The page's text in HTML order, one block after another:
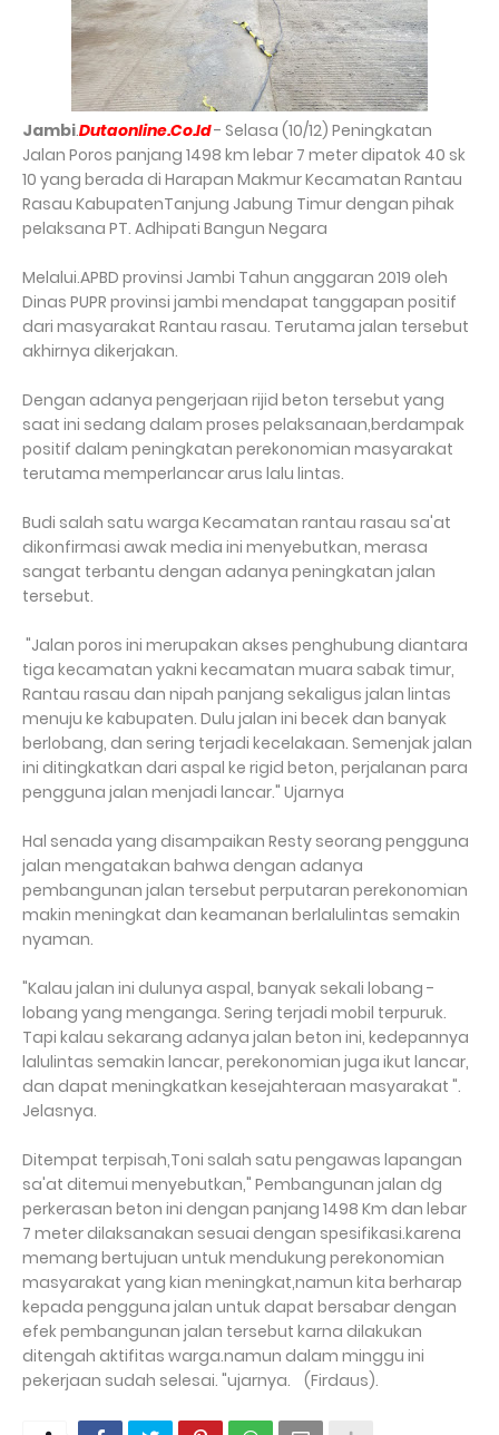
Jambi.Dutaonline.Co.Id- Selasa (10/12) Peningkatan
Jalan Poros panjang 1498 km lebar 7 meter dipatok 40 sk
10 yang berada di Harapan Makmur Kecamatan Rantau
Rasau KabupatenTanjung Jabung Timur dengan pihak
pelaksana PT. Adhipati Bangun Negara
Melalui.APBD provinsi Jambi Tahun anggaran 2019 oleh
Dinas PUPR provinsi jambi mendapat tanggapan positif
dari masyarakat Rantau rasau. Terutama jalan tersebut
akhirnya dikerjakan.
Dengan adanya pengerjaan rijid beton tersebut yang
saat ini sedang dalam proses pelaksanaan,berdampak
positif dalam peningkatan perekonomian masyarakat
terutama memperlancar arus lalu lintas.
Budi salah satu warga Kecamatan rantau rasau sa'at
dikonfirmasi awak media ini menyebutkan, merasa
sangat terbantu dengan adanya peningkatan jalan
tersebut.
"Jalan poros ini merupakan akses penghubung diantara
tiga kecamatan yakni kecamatan muara sabak timur,
Rantau rasau dan nipah panjang sekaligus jalan lintas
menuju ke kabupaten. Dulu jalan ini becek dan banyak
berlobang, dan sering terjadi kecelakaan. Semenjak jalan
ini ditingkatkan dari aspal ke rigid beton, perjalanan para
pengguna jalan menjadi lancar." Ujarnya
Hal senada yang disampaikan Resty seorang pengguna
jalan mengatakan bahwa dengan adanya
pembangunan jalan tersebut perputaran perekonomian
makin meningkat dan keamanan berlalulintas semakin
nyaman.
"Kalau jalan ini dulunya aspal, banyak sekali lobang -
lobang yang menganga. Sering terjadi mobil terpuruk.
Tapi kalau sekarang adanya jalan beton ini, kedepannya
lalulintas semakin lancar, perekonomian juga ikut lancar,
dan dapat meningkatkan kesejahteraan masyarakat ".
Jelasnya.
Ditempat terpisah,Toni salah satu pengawas lapangan
sa'at ditemui menyebutkan," Pembangunan jalan dg
perkerasan beton ini dengan panjang 1498 Km dan lebar
7 meter dilaksanakan sesuai dengan spesifikasi.karena
memang bertujuan untuk mendukung perekonomian
masyarakat yang kian meningkat,namun kita berharap
kepada pengguna jalan untuk dapat bersabar dengan
efek pembangunan jalan tersebut karna dilakukan
ditengah aktifitas warga.namun dalam minggu ini
pekerjaan sudah selesai. "ujarnya. (Firdaus).